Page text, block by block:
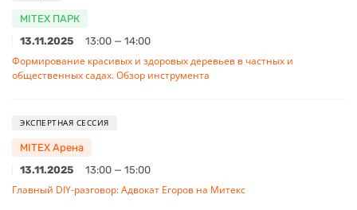
MITEX ПАРК
13.11.2025
13:00 — 14:00
Формирование красивых и здоровых деревьев в частных и
общественных садах. Обзор инструмента
ЭКСПЕРТНАЯ СЕССИЯ
MITEX Арена
13.11.2025
13:00 — 15:00
Главный DIY-разговор: Адвокат Егоров на Митекс